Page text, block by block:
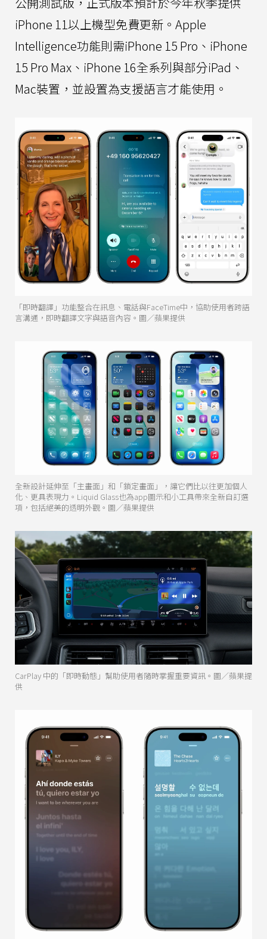
iPhone 11以上機型免費更新。Apple
Intelligence功能則需iPhone 15 Pro、iPhone
15 Pro Max、iPhone 16全系列與部分iPad、
Mac裝置，並設置為支援語言才能使用。
「即時翻譯」功能整合在訊息、電話與FaceTime中，協助使用者跨語
言溝通，即時翻譯文字與語音內容。圖／蘋果提供
全新設計延伸至「主畫面」和「鎖定畫面」，讓它們比以往更加個人
化、更具表現力。Liquid Glass也為app圖示和小工具帶來全新自訂選
項，包括絕美的透明外觀。圖／蘋果提供
CarPlay 中的「即時動態」幫助使用者隨時掌握重要資訊。圖／蘋果提
供